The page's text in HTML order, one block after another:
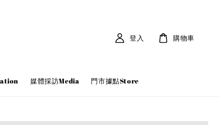
媒體採訪Media 門市據點Store
登入 購物車